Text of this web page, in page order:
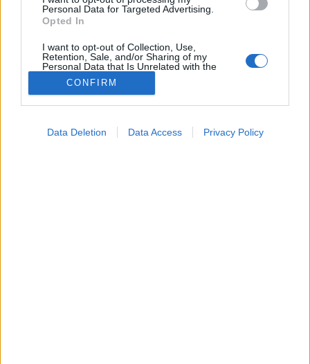
Personal Data for Targeted Advertising.
Opted In
I want to opt-out of Collection, Use,
Retention, Sale, and/or Sharing of my
Personal Data that Is Unrelated with the
Purposes for which it was collected.
Opted Out
CONFIRM
Data Deletion Data Access Privacy Policy